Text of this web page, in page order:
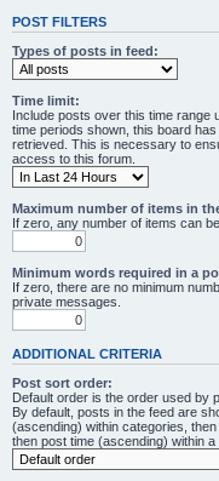
POST FILTERS
Types of posts in feed:
Time limit:
Include posts over this time
time periods shown, this board
retrieved. This is necessary to
access to this forum.
Maximum number of items in
If zero, any number of items can
Minimum words required in a
If zero, there are no minimum
private messages.
ADDITIONAL CRITERIA
Post sort order:
Default order is the order used by
By default, posts in the feed are
(ascending) within categories,
then post time (ascending) within a